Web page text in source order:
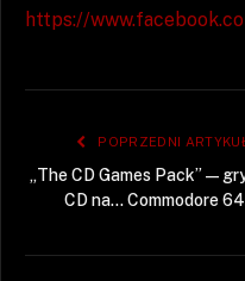
https://
POPRZEDNI ARTYKUŁ
„The CD Games Pack” —
CD na… Commodore